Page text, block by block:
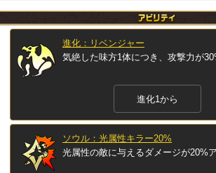
進化：リベンジャー
気絶した味方1体につき、攻撃力が
進化1から
ソウル：光属性キラー20%
光属性の敵に与えるダメージが20%